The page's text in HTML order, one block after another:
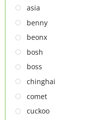
TỦ RƯỢU
LÒ VI SÓNG
MÁY LỌC KHÔNG KHÍ
MÁY NƯỚC NÓNG LẠNH
NỒI CƠM ĐIỆN
QUẠT ĐIỆN
asia
benny
beonx
bosh
boss
chinghai
comet
cuckoo